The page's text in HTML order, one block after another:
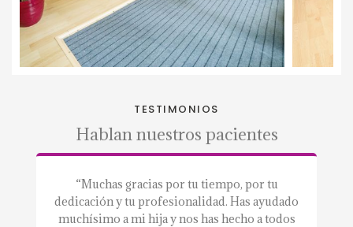
TESTIMONIOS
Hablan nuestros pacientes
“Muchas gracias por tu tiempo, por tu
dedicación y tu profesionalidad. Has ayudado
muchísimo a mi hija y nos has hecho a todos